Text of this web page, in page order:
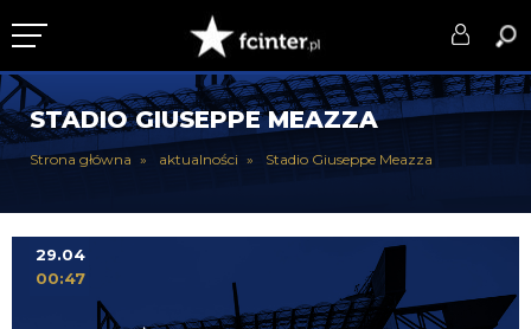
KLUB
DRUŻYNA
PUCHARY
DLA TIFOSICH
STADIO GIUSEPPE MEAZZA
Strona główna aktualności Stadio Giuseppe Meazza
29.04
00:47